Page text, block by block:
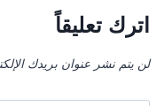
اترك تعليقاً
لن يتم نشر عنوان بريدك